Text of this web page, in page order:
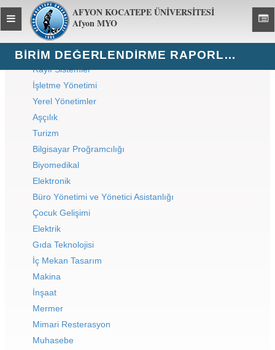
AFYON KOCATEPE ÜNİVERSİTESİ
Afyon MYO
Toggle
global
navigation
BIRIM DEĞERLENDIRME RAPORLARI 2022
Raylı Sistemler
İşletme Yönetimi
Yerel Yönetimler
Aşçılık
Turizm
Bilgisayar Proğramcılığı
Biyomedikal
Elektronik
Büro Yönetimi ve Yönetici Asistanlığı
Çocuk Gelişimi
Elektrik
Gıda Teknolojisi
İç Mekan Tasarım
Makina
İnşaat
Mermer
Mimari Resterasyon
Muhasebe